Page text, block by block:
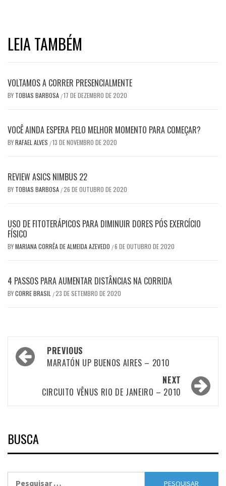
LEIA TAMBÉM
VOLTAMOS A CORRER PRESENCIALMENTE
BY TOBIAS BARBOSA /17 DE DEZEMBRO DE 2020
VOCÊ AINDA ESPERA PELO MELHOR MOMENTO PARA COMEÇAR?
BYRAFAEL ALVES /13 DE NOVEMBRO DE 2020
REVIEW ASICS NIMBUS 22
BY TOBIAS BARBOSA /26 DE OUTUBRO DE 2020
USO DE FITOTERÁPICOS PARA DIMINUIR DORES PÓS EXERCÍCIO
FÍSICO
BYMARIANA CORRÊA DE ALMEIDA AZEVEDO /6 DE OUTUBRO DE 2020
4 PASSOS PARA AUMENTAR DISTÂNCIAS NA CORRIDA
BYCORRE BRASIL /23 DE SETEMBRO DE 2020
Post
navigation
PREVIOUS
MARATÓN UP BUENOS AIRES – 2010
NEXT
CIRCUITO VÊNUS RIO DE JANEIRO – 2010
BUSCA